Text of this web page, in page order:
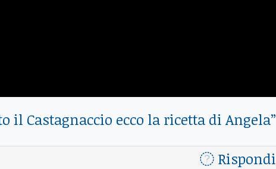
il Castagnaccio ecco la ricetta di Angela”
Rispondi